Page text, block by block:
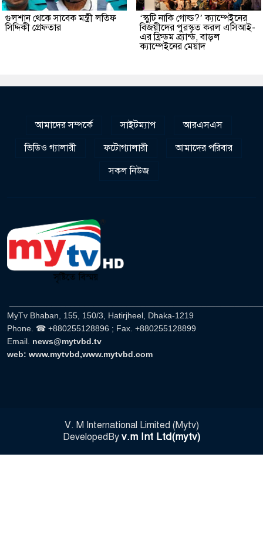
গুলশান থেকে সাবেক মন্ত্রী লতিফ
সিদ্দিকী গ্রেফতার
‘স্কুটি নাকি গোল্ড?’ ক্যাম্পেইনের
বিজয়ীদের পুরস্কৃত করল এসিআই-
এর ফ্রিডম ব্র্যান্ড, বাড়ল
ক্যাম্পেইনের মেয়াদ
আমাদের সম্পর্কে সাইটম্যাপ
আরএসএস
ভিডিও গ্যালারী
ফটোগ্যালারী
আমাদের পরিবার
সকল নিউজ
MyTv Bhaban, 155, 150/3, Hatirjheel, Dhaka-1219
Phone. ☎ +880255128896 ; Fax. +880255128899
Email. news@mytvbd.tv
web: www.mytvbd,www.mytvbd.com
V. M International Limited (Mytv)
DevelopedBy v.m Int Ltd(mytv)